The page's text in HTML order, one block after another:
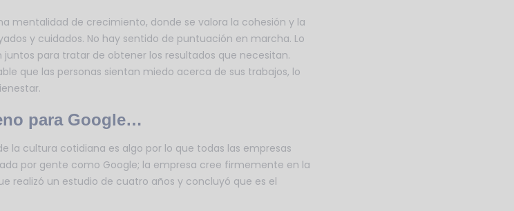
mentalidad de crecimiento, donde se valora la cohesión y la
y cuidados. No hay sentido de puntuación en marcha. Lo
para tratar de obtener los resultados que necesitan.
que las personas sientan miedo acerca de sus trabajos, lo
para Google…
la cultura cotidiana es algo por lo que todas las empresas
por gente como Google; la empresa cree firmemente en la
realizó un estudio de cuatro años y concluyó que es el